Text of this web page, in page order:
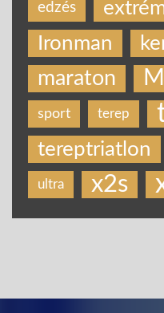
edzés
Ironman
maraton
sport terep
tereptriatlon
ultra x2s